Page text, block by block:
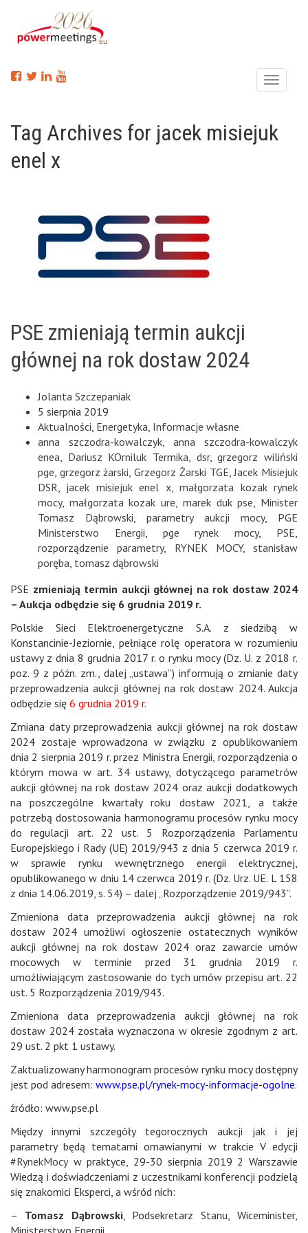
Menu
Tag Archives for jacek misiejuk
enel x
PSE zmieniają termin aukcji
głównej na rok dostaw 2024
Jolanta Szczepaniak
5 sierpnia 2019
Aktualności Energetyka Informacje własne
anna szczodra-kowalczyk
anna szczodra-kowalczyk
enea
Dariusz KOrniluk Termika dsr,grzegorz wiliński
pge grzegorz żarski ,Grzegorz Żarski TGE ,Jacek Misiejuk
DSR
jacek misiejuk enel x,małgorzata kozak rynek
mocy, małgorzata kozak ure marek duk pse
Minister
Tomasz Dąbrowski
parametry aukcji mocy, PGE
Ministerstwo Energii
pge rynek mocy, PSE
rozporządzenie parametry, RYNEK MOCY, stanisław
poręba tomasz dąbrowski
PSE zmieniają termin aukcji głównej na rok dostaw 2024
– Aukcja odbędzie się 6 grudnia 2019 r.
Polskie Sieci Elektroenergetyczne S.A. z siedzibą w
Konstancinie-Jeziornie, pełniące rolę operatora w rozumieniu
ustawy z dnia 8 grudnia 2017 r. o rynku mocy (Dz. U. z 2018 r.
poz. 9 z późn. zm., dalej „ustawa”) informują o zmianie daty
przeprowadzenia aukcji głównej na rok dostaw 2024. Aukcja
odbędzie się 6 grudnia 2019 r.
Zmiana daty przeprowadzenia aukcji głównej na rok dostaw
2024 zostaje wprowadzona w związku z opublikowaniem
dnia 2 sierpnia 2019 r. przez Ministra Energii, rozporządzenia o
którym mowa w art. 34 ustawy, dotyczącego parametrów
aukcji głównej na rok dostaw 2024 oraz aukcji dodatkowych
na poszczególne kwartały roku dostaw 2021, a także
potrzebą dostosowania harmonogramu procesów rynku mocy
do regulacji art. 22 ust. 5 Rozporządzenia Parlamentu
Europejskiego i Rady (UE) 2019/943 z dnia 5 czerwca 2019 r.
w sprawie rynku wewnętrznego energii elektrycznej,
opublikowanego w dniu 14 czerwca 2019 r. (Dz. Urz. UE. L 158
z dnia 14.06.2019, s. 54) – dalej „Rozporządzenie 2019/943”.
Zmieniona data przeprowadzenia aukcji głównej na rok
dostaw 2024 umożliwi ogłoszenie ostatecznych wyników
aukcji głównej na rok dostaw 2024 oraz zawarcie umów
mocowych w terminie przed 31 grudnia 2019 r.
umożliwiającym zastosowanie do tych umów przepisu art. 22
ust. 5 Rozporządzenia 2019/943.
Zmieniona data przeprowadzenia aukcji głównej na rok
dostaw 2024 została wyznaczona w okresie zgodnym z art.
29 ust. 2 pkt 1 ustawy.
Zaktualizowany harmonogram procesów rynku mocy dostępny
jest pod adresem: www.pse.pl/rynek-mocy-informacje-ogolne.
źródło: www.pse.pl
Między innymi szczegóły tegorocznych aukcji jak i jej
parametry będą tematami omawianymi w trakcie V edycji
#RynekMocyw praktyce, 29-30 sierpnia 2019 2 Warszawie
Wiedzą i doświadczeniami z uczestnikami konferencji podzielą
się znakomici Eksperci, a wśród nich:
– Tomasz Dąbrowski, Podsekretarz Stanu, Wiceminister,
Ministerstwo Energii